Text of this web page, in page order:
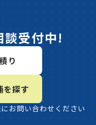
受付中!
り
を探す
お問い合わせください